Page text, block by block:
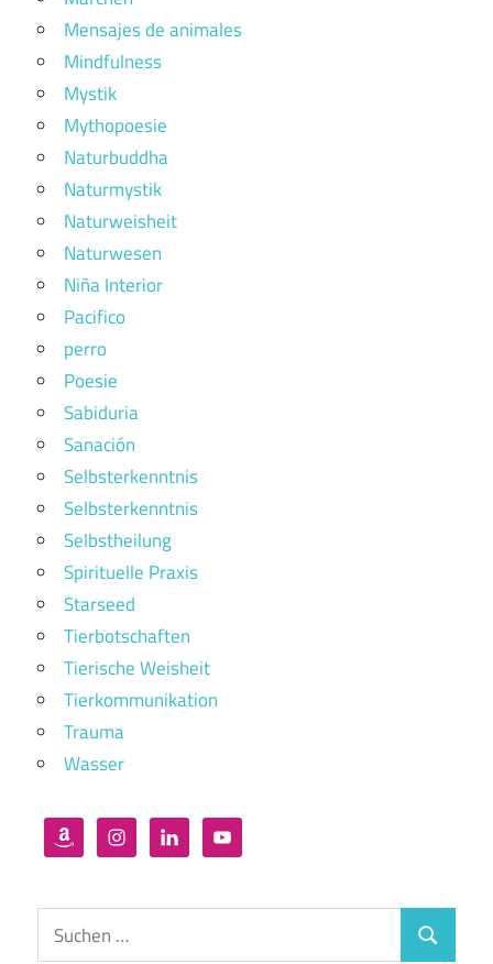
Mensajes de animales
Mindfulness
Mystik
Mythopoesie
Naturbuddha
Naturmystik
Naturweisheit
Naturwesen
Niña Interior
Pacifico
perro
Poesie
Sabiduria
Sanación
Selbsterkenntnis
Selbsterkenntnis
Selbstheilung
Spirituelle Praxis
Starseed
Tierbotschaften
Tierische Weisheit
Tierkommunikation
Trauma
Wasser
Suchen
nach:
Suchen